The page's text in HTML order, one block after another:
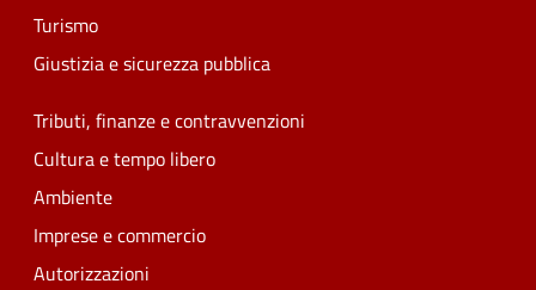
Turismo
Giustizia e sicurezza pubblica
Tributi, finanze e contravvenzioni
Cultura e tempo libero
Ambiente
Imprese e commercio
Autorizzazioni